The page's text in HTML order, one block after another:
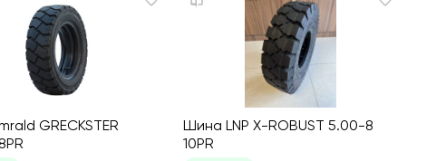
GRECKSTER
Шина LNP X-ROBUST 5.00-8
10PR